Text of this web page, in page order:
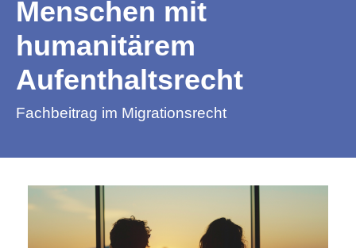
Menschen mit
humanitärem
Aufenthaltsrecht
Fachbeitrag im Migrationsrecht